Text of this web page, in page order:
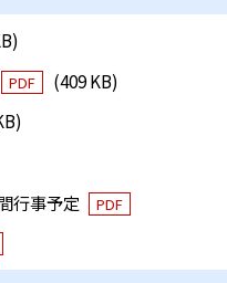
PDF
(409 KB)
行事予定 PDF